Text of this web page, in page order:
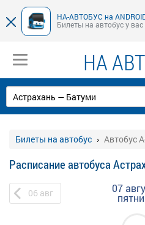
НА-АВТОБУС на
Билеты на автобус у
НА
Билеты на автобус Автобус
Расписание автобуса
06 авг 07